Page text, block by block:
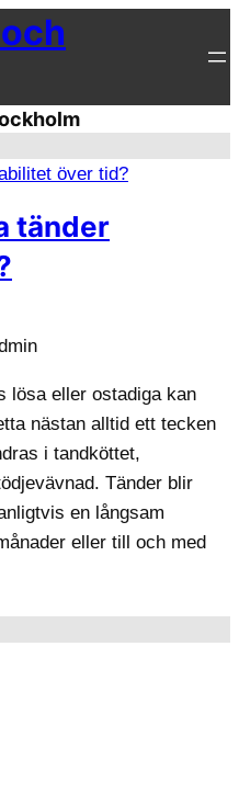
tänder
lösa eller ostadiga kan
nästan alltid ett tecken
i tandköttet,
Tänder blir
en långsam
eller till och med